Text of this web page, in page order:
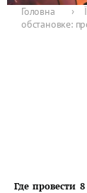
Головна ›
обстановке:
Где провести